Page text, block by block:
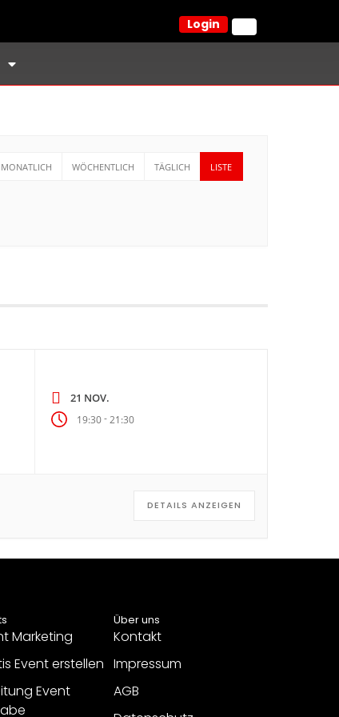
Login
MONATLICH WÖCHENTLICH TÄGLICH LISTE
21 NOV.
19:30-21:30
DETAILS ANZEIGEN
Marketing
Event erstellen
Event
Über uns
Kontakt
Impressum
AGB